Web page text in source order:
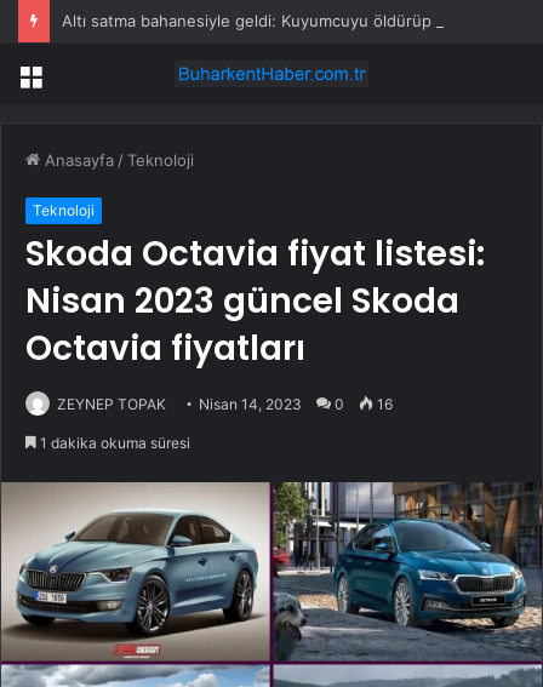
Altı satma bahanesiyle geldi: Kuyumcuyu öldürüp gaspetti
Menü
Anasayfa /Teknoloji
Teknoloji
Skoda Octavia fiyat listesi:
Nisan 2023 güncel Skoda
Octavia fiyatları
ZEYNEP TOPAK Nisan 14, 2023 0 16
1 dakika okuma süresi